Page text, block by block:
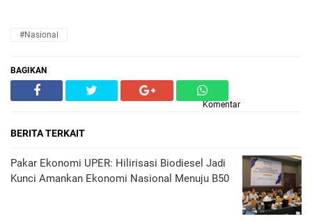
#Nasional
BAGIKAN
Komentar
BERITA TERKAIT
Pakar Ekonomi UPER: Hilirisasi Biodiesel Jadi
Kunci Amankan Ekonomi Nasional Menuju B50